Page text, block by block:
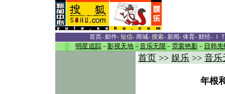
首页- 邮件- 短信- 商城- 搜索- 新闻- 体育- 财经- Ｉ
明星追踪 － 影视天地 － 音乐无限 － 霓裳艳影 － 日韩先
首页 >> 娱乐 >> 音乐
年根